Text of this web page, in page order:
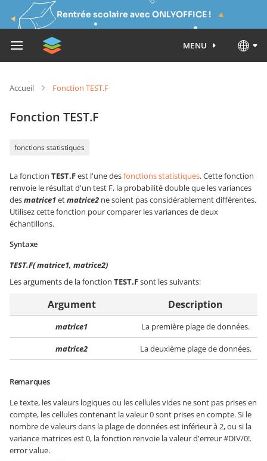
Rentrée scolaire avec ONLYOFFICE !
MENU
Accueil Fonction TEST.F
Fonction TEST.F
fonctions statistiques
La fonction TEST.Fest l'une desfonctions statistiques. Cette fonction
renvoie le résultat d'un test F, la probabilité double que les variances
desmatrice1etmatrice2 ne soient pas considérablement différentes.
Utilisez cette fonction pour comparer les variances de deux
échantillons.
Syntaxe
TEST.F( matrice1, matrice2)
Les arguments de la fonction TEST.Fsont les suivants:
Argument Description
matrice1 La première plage de données.
matrice2 La deuxième plage de données.
Remarques
Le texte, les valeurs logiques ou les cellules vides ne sont pas prises en
compte, les cellules contenant la valeur 0 sont prises en compte. Si le
nombre de valeurs dans la plage de données est inférieur à 2, ou si la
variance matrices est 0, la fonction renvoie la valeur d'erreur #DIV/0!.
error value.